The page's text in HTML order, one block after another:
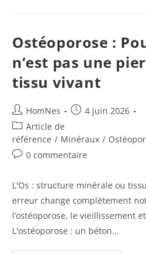
?
Ostéoporose :
n’est pas une
tissu vivant
Auteur/autrice
de
la
publication :
HomNes
Publication
4 juin 2026
Post
category:
Article de
référence / Minéraux /
Commentaires
la
publication :
0 commentaire
L'Os : structure minérale ou
erreur change complètement
l’ostéoporose, le vieillissement
L'ostéoporose : un béton…